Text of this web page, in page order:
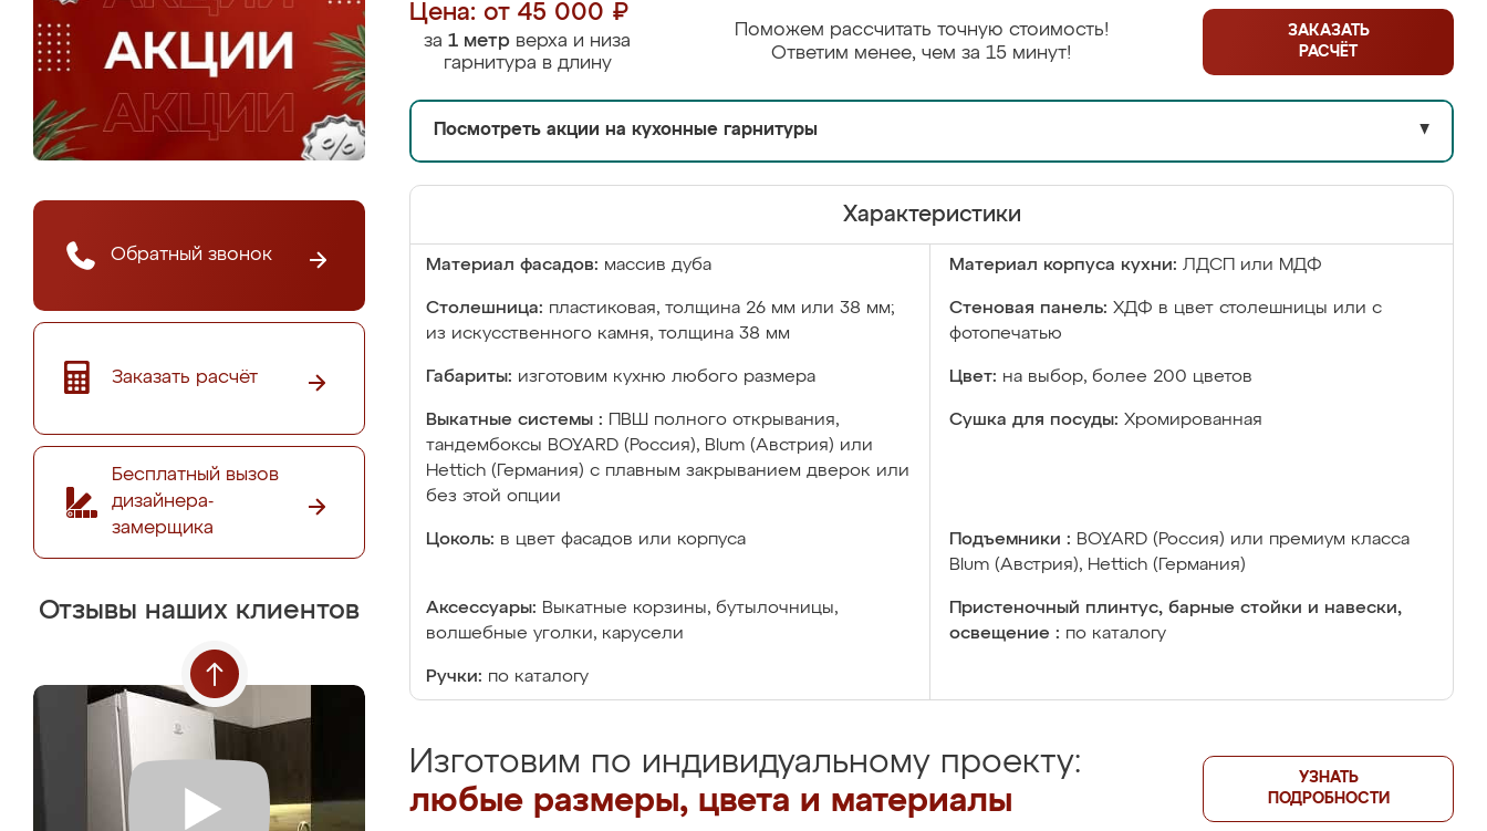
Обратный звонок
Заказать расчёт
Бесплатный вызов
дизайнера-
замерщика
Отзывы наших клиентов
Цена: от 45 000 ₽
за 1 метр верха и низа
гарнитура в длину
Поможем рассчитать точную стоимость!
Ответим менее, чем за 15 минут!
ЗАКАЗАТЬ
РАСЧЁТ
Посмотреть акции на кухонные гарнитуры ▼
Характеристики
Материал фасадов: массив дуба Материал корпуса кухни: ЛДСП или МДФ
Столешница: пластиковая, толщина 26 мм или 38 мм;
из искусственного камня, толщина 38 мм
Стеновая панель: ХДФ в цвет столешницы или с
фотопечатью
Габариты: изготовим кухню любого размера Цвет: на выбор, более 200 цветов
Выкатные системы :
ПВШ полного открывания,
тандембоксы BOYARD (Россия), Blum (Австрия) или
Hettich (Германия) с плавным закрыванием дверок или
без этой опции
Сушка для посуды: Хромированная
Цоколь: в цвет фасадов или корпуса Подъемники : BOYARD (Россия) или премиум класса
Blum (Австрия), Hettich (Германия)
Аксессуары: Выкатные корзины, бутылочницы,
волшебные уголки, карусели
Пристеночный плинтус, барные стойки и навески,
освещение : по каталогу
Ручки: по каталогу
Изготовим по индивидуальному проекту:
любые размеры, цвета и материалы
УЗНАТЬ
ПОДРОБНОСТИ